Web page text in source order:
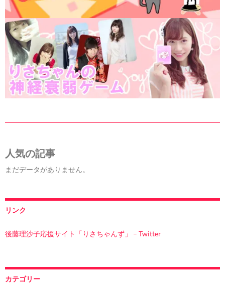
人気の記事
まだデータがありません。
リンク
後藤理沙子応援サイト「りさちゃんず」 – Twitter
カテゴリー